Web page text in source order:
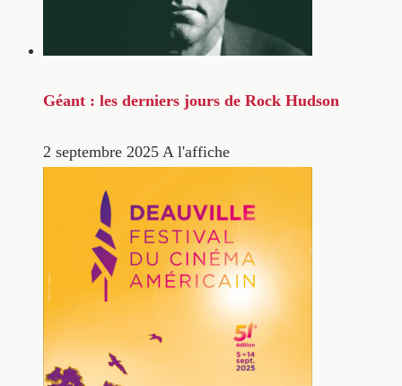
Géant : les derniers jours de Rock Hudson
2 septembre 2025 A l'affiche